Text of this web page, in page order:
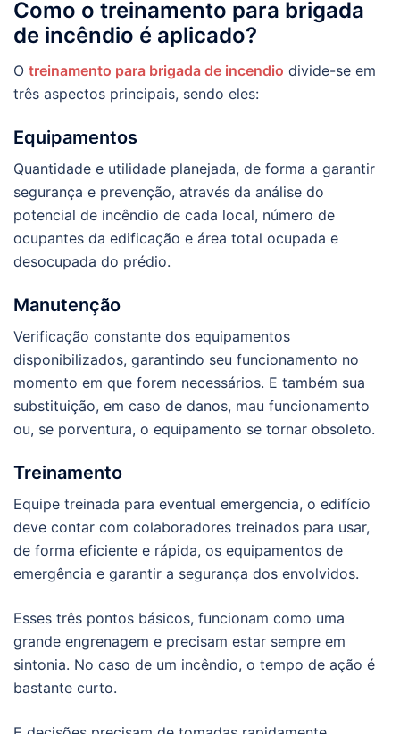
Como o treinamento para brigada
de incêndio é aplicado?
O treinamento para brigada de incendio divide-se em
três aspectos principais, sendo eles:
Equipamentos
Quantidade e utilidade planejada, de forma a garantir
segurança e prevenção, através da análise do
potencial de incêndio de cada local, número de
ocupantes da edificação e área total ocupada e
desocupada do prédio.
Manutenção
Verificação constante dos equipamentos
disponibilizados, garantindo seu funcionamento no
momento em que forem necessários. E também sua
substituição, em caso de danos, mau funcionamento
ou, se porventura, o equipamento se tornar obsoleto.
Treinamento
Equipe treinada para eventual emergencia, o edifício
deve contar com colaboradores treinados para usar,
de forma eficiente e rápida, os equipamentos de
emergência e garantir a segurança dos envolvidos.
Esses três pontos básicos, funcionam como uma
grande engrenagem e precisam estar sempre em
sintonia. No caso de um incêndio, o tempo de ação é
bastante curto.